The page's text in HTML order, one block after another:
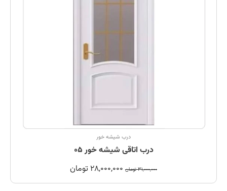
درب شیشه خور
درب اتاقی شیشه خور 05
31,000,000 تومان 28,000,000 تومان